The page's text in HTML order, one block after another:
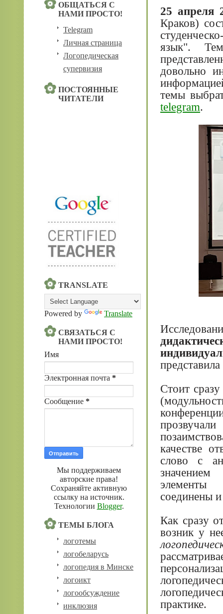
ОБЩАТЬСЯ С
НАМИ ПРОСТО!
Telegram
Личная страница
Логопедическая
супервизия
ПОСТОЯННЫЕ
ЧИТАТЕЛИ
TRANSLATE
Powered by Translate
СВЯЗАТЬСЯ С
НАМИ ПРОСТО!
Имя
Электронная почта *
Сообщение *
Мы поддерживаем
авторские права!
Сохраняйте активную
ссылку на источник.
Технологии Blogger.
ТЕМЫ БЛОГА
логотемы
логобеларусь
логопедия в Минске
логоикт
логообсуждение
инклюзия
25 апреля
Краков)
язык".
довольно
темы
telegram.
представила
Стоит
качестве
слово с
элементы
соединены
Как сразу
возник у
практике.